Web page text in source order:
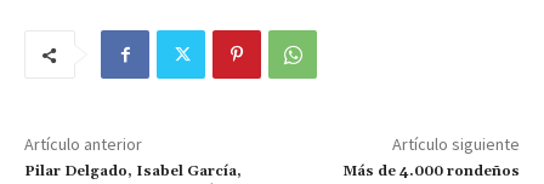
Artículo anterior
Pilar Delgado, Isabel García,
Artículo siguiente
Más de 4.000 rondeños